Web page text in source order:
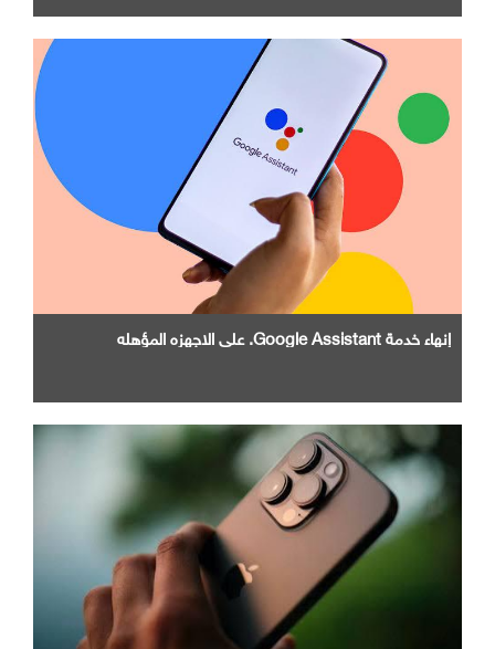
إنهاء خدمة Google Assistant. علي الاجهزه المؤهله